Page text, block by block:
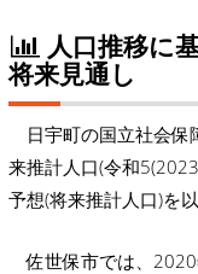
人口推移に
将来見通し
日宇町の国立社会
来推計人口(令和
予想(将来推計人口)を
佐世保市では、